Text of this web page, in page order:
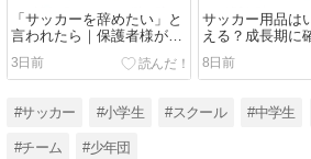
「サッカーを辞めたい」と
言われたら｜保護者様が考
えたい受け止め方と選択肢
3日前
サッカー用品は
える？成長期に
サイズと選び方
8日前
#サッカー #小学生 #スクール #中学生
#チーム #少年団